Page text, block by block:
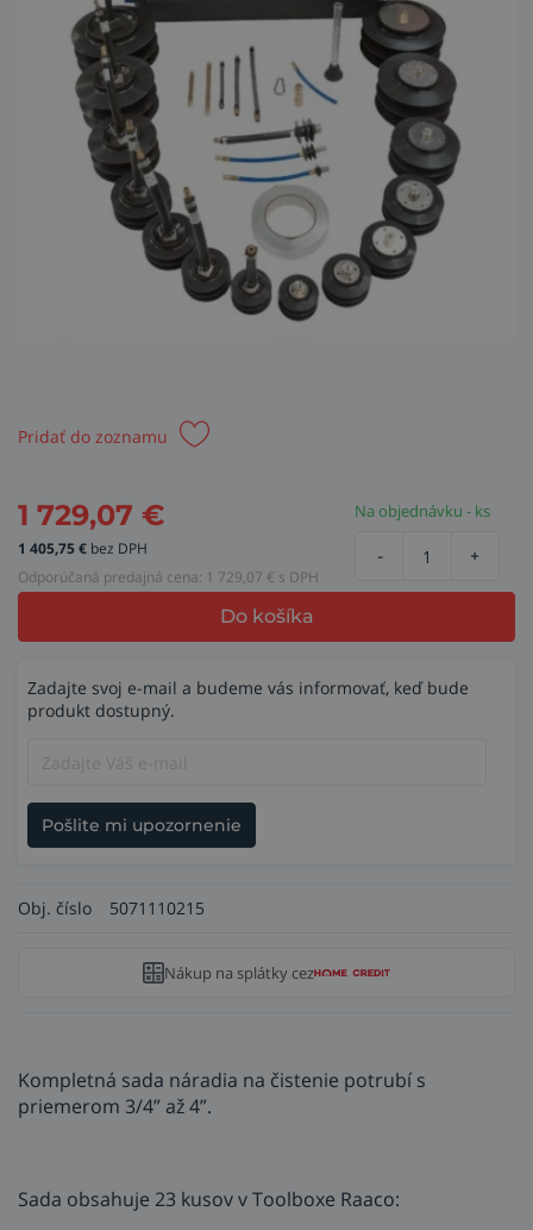
Pridať do zoznamu
1 729,07 €
1 405,75€ bez DPH
Odporúčaná predajná cena: 1 729,07 € s DPH
Na objednávku - ks
- +
Do košíka
Zadajte svoj e-mail a budeme vás informovať, keď bude
produkt dostupný.
Pošlite mi upozornenie
Obj. číslo 5071110215
Nákup na splátky cez
Kompletná sada náradia na čistenie potrubí s
priemerom 3/4” až 4”.
Sada obsahuje 23 kusov v Toolboxe Raaco: